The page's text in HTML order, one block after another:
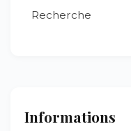
Recherche
Informations